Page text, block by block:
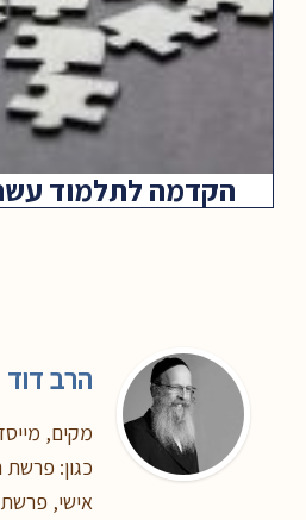
הקדמה לתלמוד עשר
הרב דוד
מקים,
כגון: פרשת
אישי,